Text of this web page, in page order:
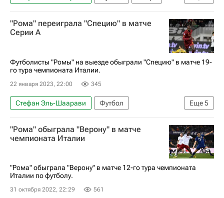
Джорджиньо Вейналдум
Пауло Дибала
Сампдория
Рома
Серия А 2026-2027 (Чемпионат Италии по футболу)
"Рома" переиграла "Специю" в матче
Серии А
Футболисты "Ромы" на выезде обыграли "Специю" в матче 19-
го тура чемпионата Италии.
22 января 2023, 22:00 345
Еще5
Стефан Эль-Шаарави
Футбол
Тэмми Абрахам
Сампдория
Рома
Специя
Серия А 2026-2027 (Чемпионат Италии по футболу)
"Рома" обыграла "Верону" в матче
чемпионата Италии
"Рома" обыграла "Верону" в матче 12-го тура чемпионата
Италии по футболу.
31 октября 2022, 22:29 561